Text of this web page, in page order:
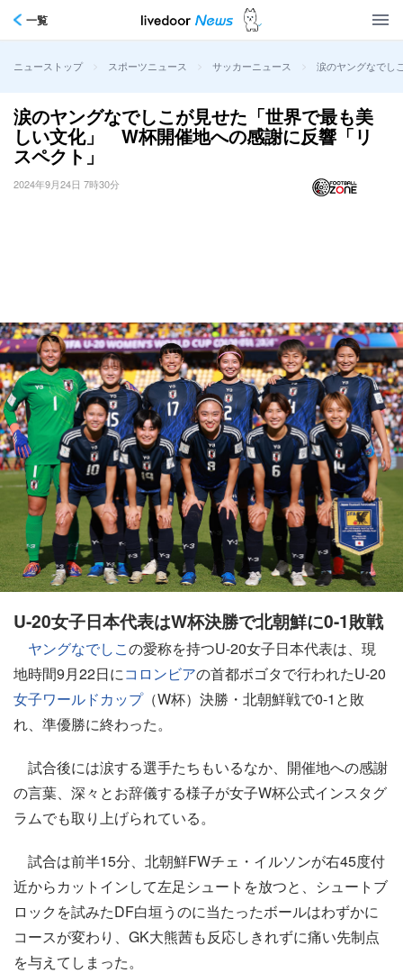
一覧
ニューストップ > スポーツニュース > サッカーニュース > 涙のヤングなでし
涙のヤングなでしこが見せた「世界で最も美
しい文化」 W杯開催地への感謝に反響「リ
スペクト」
2024年9月24日 7時30分
U-20女子日本代表はW杯決勝で北朝鮮に0-1敗戦
ヤングなでしこの愛称を持つU-20女子日本代表は、現
地時間9月22日にコロンビアの首都ボゴタで行われたU-20
女子ワールドカップ（W杯）決勝・北朝鮮戦で0-1と敗
れ、準優勝に終わった。
試合後には涙する選手たちもいるなか、開催地への感謝
の言葉、深々とお辞儀する様子が女子W杯公式インスタグ
ラムでも取り上げられている。
試合は前半15分、北朝鮮FWチェ・イルソンが右45度付
近からカットインして左足シュートを放つと、シュートブ
ロックを試みたDF白垣うのに当たったボールはわずかに
コースが変わり、GK大熊茜も反応しきれずに痛い先制点
を与えてしまった。